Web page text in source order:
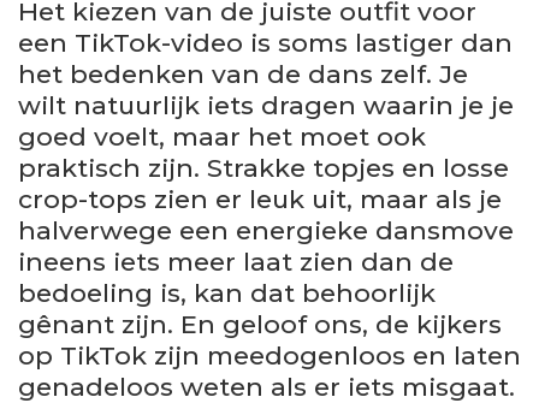
Het kiezen van de juiste outfit voor
een TikTok-video is soms lastiger dan
het bedenken van de dans zelf. Je
wilt natuurlijk iets dragen waarin je je
goed voelt, maar het moet ook
praktisch zijn. Strakke topjes en losse
crop-tops zien er leuk uit, maar als je
halverwege een energieke dansmove
ineens iets meer laat zien dan de
bedoeling is, kan dat behoorlijk
gênant zijn. En geloof ons, de kijkers
op TikTok zijn meedogenloos en laten
genadeloos weten als er iets misgaat.